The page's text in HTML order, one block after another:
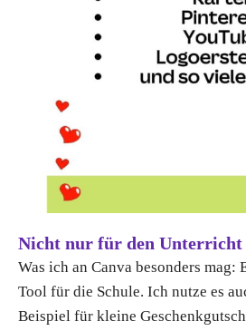
Nicht nur für den Unterricht
Was ich an Canva besonders mag:
Tool für die Schule. Ich nutze es
Beispiel für kleine